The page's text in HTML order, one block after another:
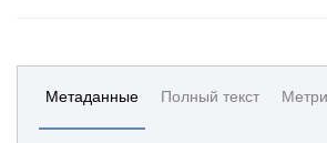
Метаданные Полный текст